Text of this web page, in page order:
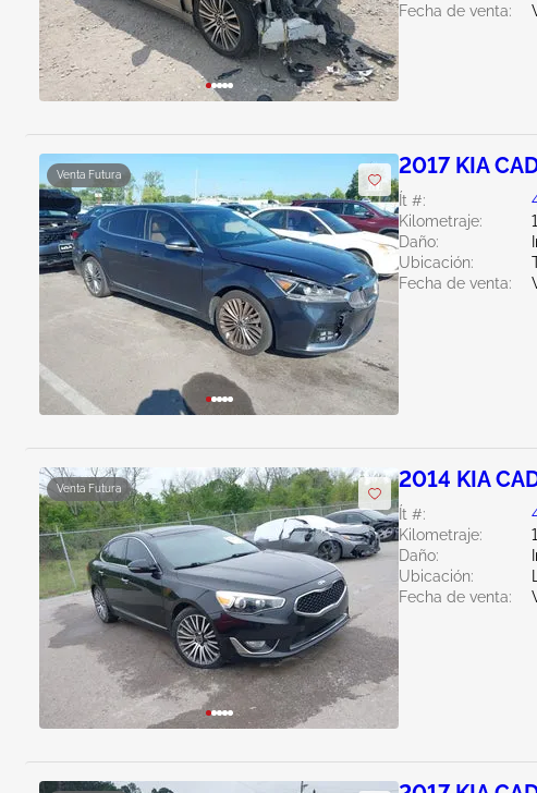
Fecha de venta:
Venta Futura 2017 KIA
Ít #:
Kilometraje:
Daño:
Ubicación:
Fecha de venta:
Venta Futura 2014 KIA
Ít #:
Kilometraje:
Daño:
Ubicación:
Fecha de venta: